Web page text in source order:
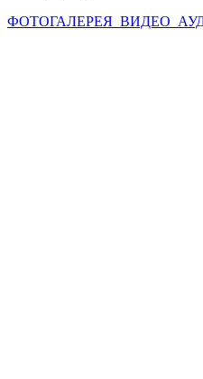
ФОТОГАЛЕРЕЯ ВИДЕО